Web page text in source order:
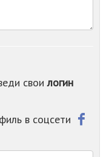
-
-
-
своилогин
в соцсети